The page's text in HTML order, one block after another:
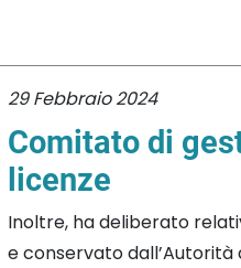
29 Febbraio 2024
Comitato di
licenze
Inoltre, ha deliberato
e conservato dall’Autorità